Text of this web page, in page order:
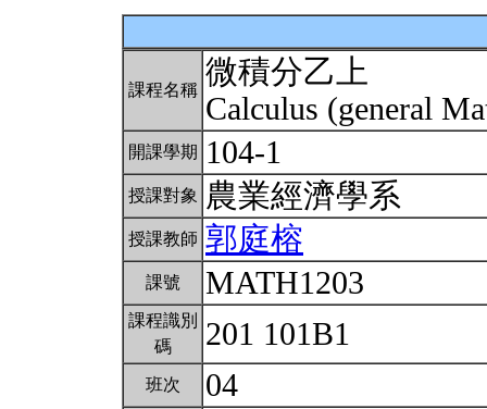
課程名稱 微積分乙上
Calculus (general
開課學期 104-1
授課對象 農業經濟學系
授課教師 郭庭榕
課號 MATH1203
課程識別
碼
201 101B1
班次 04